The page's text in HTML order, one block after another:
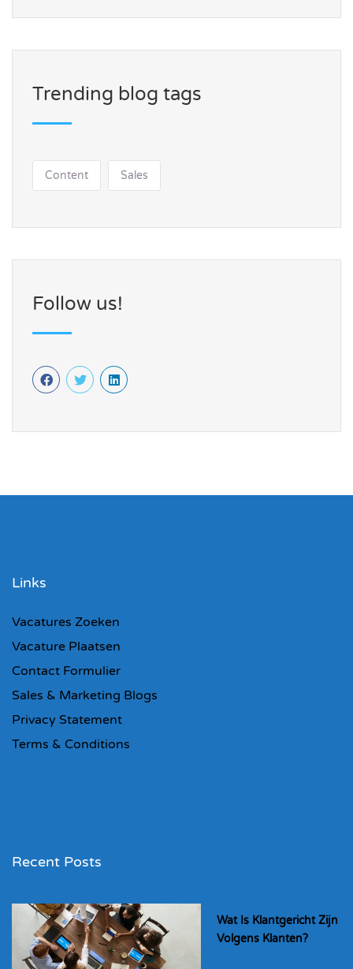
Trending blog tags
Content Sales
Follow us!
Links
Vacatures Zoeken
Vacature Plaatsen
Contact Formulier
Sales & Marketing Blogs
Privacy Statement
Terms & Conditions
Recent Posts
Wat Is Klantgericht Zijn
Volgens Klanten?